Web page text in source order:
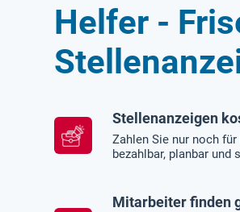
Helfer -
Stellenanzeigen
Zahlen Sie nur noch
bezahlbar, planbar und
Mitarbeiter finden